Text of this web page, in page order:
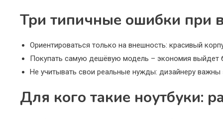
Три типичные ошибки при
Ориентироваться только на внешность: красивый
Покупать самую дешёвую модель – экономия выйдет
Не учитывать свои реальные нужды: дизайнеру важны
Для кого такие ноутбуки: